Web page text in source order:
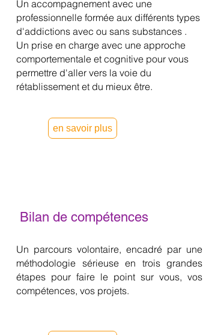
Un accompagnement avec une
professionnelle formée aux différents types
d'addictions avec ou sans substances .
Un prise en charge avec une approche
comportementale et cognitive pour vous
permettre d'aller vers la voie du
rétablissement et du mieux être.
en savoir plus
Bilan de compétences
Un parcours volontaire, encadré par une
méthodologie sérieuse en trois grandes
étapes pour faire le point sur vous, vos
compétences, vos projets.